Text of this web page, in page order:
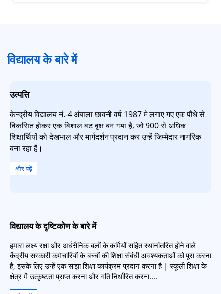
विद्यालय के बारे में
उत्पत्ति
केन्द्रीय विद्यालय नं.-4 अंबाला छावनी वर्ष 1987 में लगाए गए एक पौधे से
विकसित होकर एक विशाल वट वृक्ष बन गया है, जो 900 से अधिक
शिक्षार्थियों को देखभाल और मार्गदर्शन प्रदान कर उन्हें जिम्मेदार नागरिक
बना रहा है।
और पढ़ें
विद्यालय के दृष्टिकोण के बारे में
हमारा लक्ष्य रक्षा और अर्धसैनिक बलों के कर्मियों सहित स्थानांतरित होने वाले
केंद्रीय सरकारी कर्मचारियों के बच्चों की शिक्षा संबंधी आवश्यकताओं को पूरा करना
है, इसके लिए उन्हें एक साझा शिक्षा कार्यक्रम प्रदान करना है | स्कूली शिक्षा के
क्षेत्र में उत्कृष्टता प्राप्त करना और गति निर्धारित करना....